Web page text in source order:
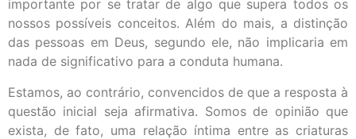
importante por se tratar de algo que supera todos os
nossos possíveis conceitos. Além do mais, a distinção
das pessoas em Deus, segundo ele, não implicaria em
nada de significativo para a conduta humana.
Estamos, ao contrário, convencidos de que a resposta à
questão inicial seja afirmativa. Somos de opinião que
exista, de fato, uma relação íntima entre as criaturas